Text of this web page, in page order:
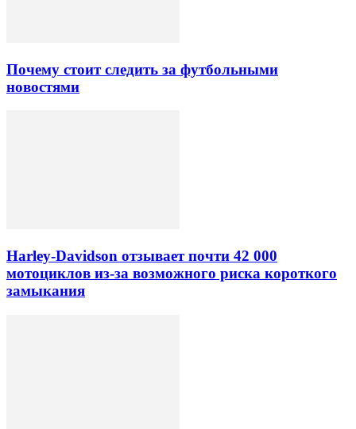
Почему стоит следить за футбольными
новостями
Harley-Davidson отзывает почти 42 000
мотоциклов из-за возможного риска короткого
замыкания